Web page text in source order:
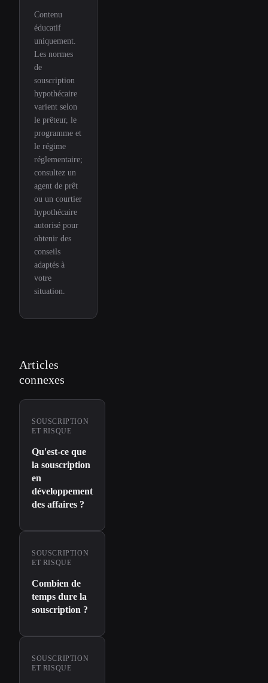
Contenu
éducatif
uniquement.
Les normes
de
souscription
hypothécaire
varient selon
le prêteur, le
programme et
le régime
réglementaire;
consultez un
agent de prêt
ou un courtier
hypothécaire
autorisé pour
obtenir des
conseils
adaptés à
votre
situation.
Articles
connexes
SOUSCRIPTION
ET RISQUE
Qu'est-ce que
la souscription
en
développement
des affaires ?
SOUSCRIPTION
ET RISQUE
Combien de
temps dure la
souscription ?
SOUSCRIPTION
ET RISQUE